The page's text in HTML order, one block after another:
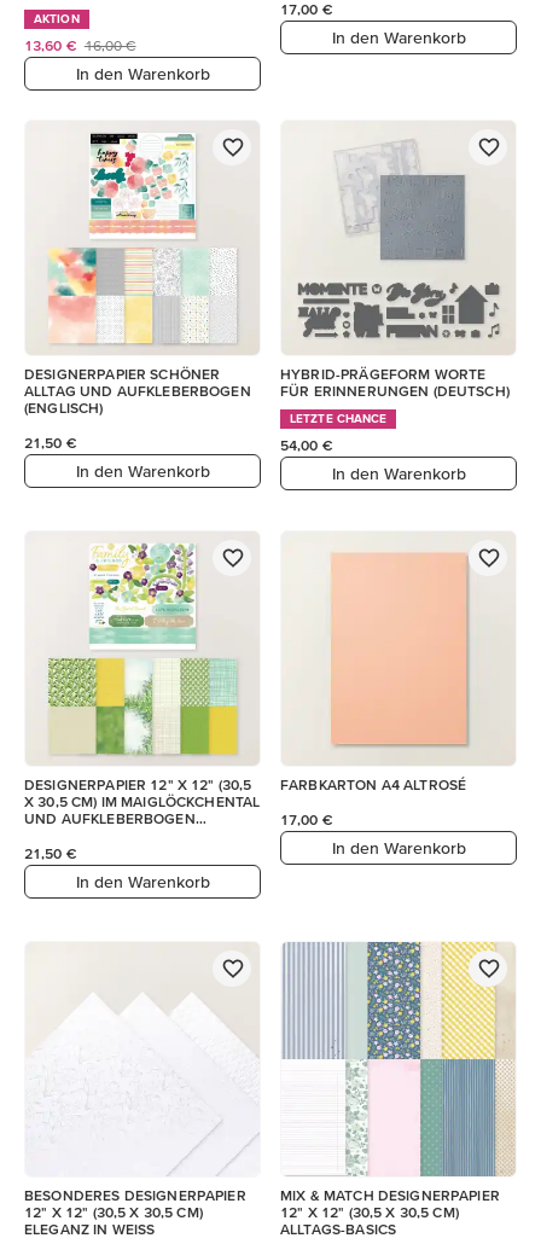
AKTION
13,60 € 16,00 €
In den Warenkorb
17,00 €
In den Warenkorb
DESIGNERPAPIER SCHÖNER
ALLTAG UND AUFKLEBERBOGEN
(ENGLISCH)
21,50 €
In den Warenkorb
HYBRID-PRÄGEFORM WORTE
FÜR ERINNERUNGEN (DEUTSCH)
LETZTE CHANCE
54,00 €
In den Warenkorb
DESIGNERPAPIER 12" X 12" (30,5
X 30,5 CM) IM MAIGLÖCKCHENTAL
UND AUFKLEBERBOGEN
21,50 €
In den Warenkorb
FARBKARTON A4 ALTROSÉ
17,00 €
In den Warenkorb
BESONDERES DESIGNERPAPIER
12" X 12" (30,5 X 30,5 CM)
ELEGANZ IN WEISS
MIX & MATCH DESIGNERPAPIER
12" X 12" (30,5 X 30,5 CM)
ALLTAGS-BASICS